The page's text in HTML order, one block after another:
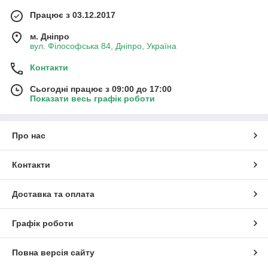
Працює з 03.12.2017
м. Дніпро
вул. Філософська 84, Дніпро, Україна
Контакти
Сьогодні працює з 09:00 до 17:00
Показати весь графік роботи
Про нас
Контакти
Доставка та оплата
Графік роботи
Повна версія сайту